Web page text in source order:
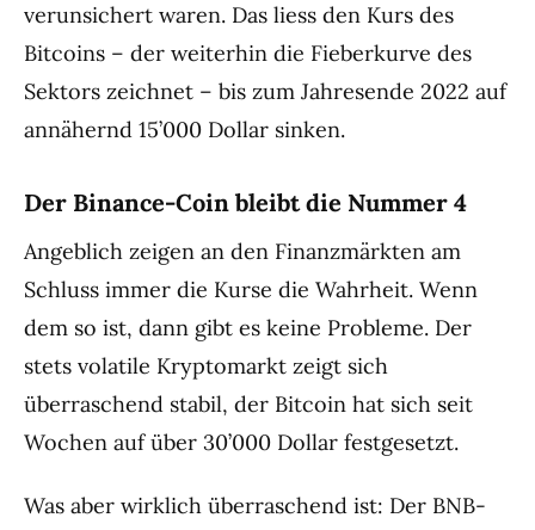
verunsichert waren. Das liess den Kurs des
Bitcoins – der weiterhin die Fieberkurve des
Sektors zeichnet – bis zum Jahresende 2022 auf
annähernd 15’000 Dollar sinken.
Der Binance-Coin bleibt die Nummer 4
Angeblich zeigen an den Finanzmärkten am
Schluss immer die Kurse die Wahrheit. Wenn
dem so ist, dann gibt es keine Probleme. Der
stets volatile Kryptomarkt zeigt sich
überraschend stabil, der Bitcoin hat sich seit
Wochen auf über 30’000 Dollar festgesetzt.
Was aber wirklich überraschend ist: Der BNB-